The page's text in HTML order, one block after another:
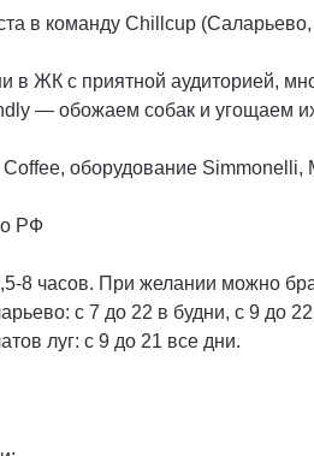
в команду Chillcup (Саларьево,
в ЖК с приятной аудиторией,
— обожаем собак и угощаем
оборудование Simmonelli,
РФ
8 часов. При желании можно
с 7 до 22 в будни, с 9 до
луг: с 9 до 21 все дни.